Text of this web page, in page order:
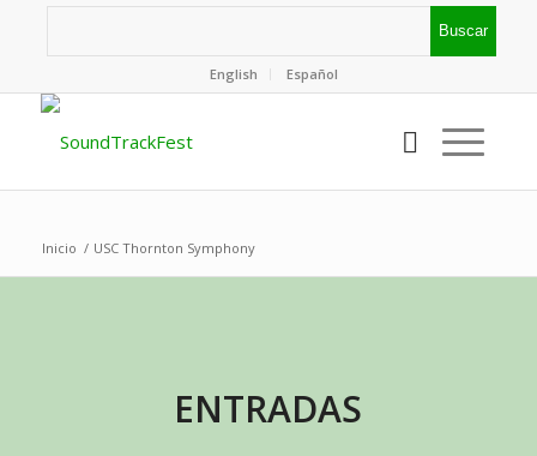
English Español
Inicio / USC Thornton Symphony
ENTRADAS